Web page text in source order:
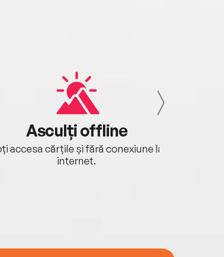
Asculți offline
accesa cărțile și fără conexiune la
internet.